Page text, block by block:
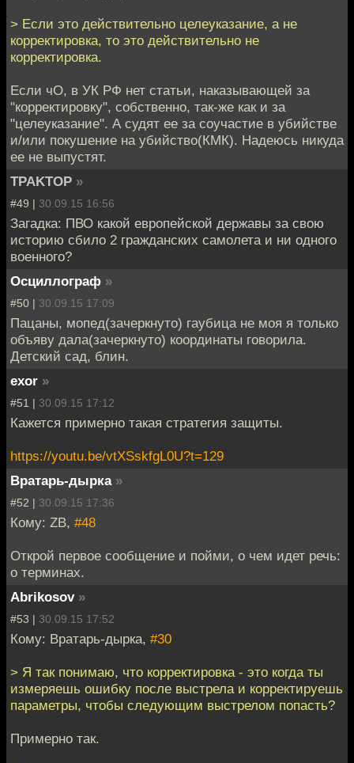
> Если это действительно целеуказание, а не
корректировка, то это действительно не
корректировка.
Если чО, в УК РФ нет статьи, наказывающей за
"корректировку", собственно, так-же как и за
"целеуказание". А судят ее за соучастие в убийстве
и/или покушение на убийство(КМК). Надеюсь никуда
ее не выпустят.
TPAKTOP »
#49 | 30.09.15 16:56
Загадка: ПВО какой европейской державы за свою
историю сбило 2 гражданских самолета и ни одного
военного?
Осциллограф »
#50 | 30.09.15 17:09
Пацаны, мопед(зачеркнуто) гаубица не моя я только
объяву дала(зачеркнуто) координаты говорила.
Детский сад, блин.
exor »
#51 | 30.09.15 17:12
Кажется примерно такая стратегия защиты.
https://youtu.be/vtXSskfgL0U?t=129
Вратарь-дырка »
#52 | 30.09.15 17:36
Кому: ZB, #48
Открой первое сообщение и пойми, о чем идет речь:
о терминах.
Abrikosov »
#53 | 30.09.15 17:52
Кому: Вратарь-дырка, #30
> Я так понимаю, что корректировка - это когда ты
измеряешь ошибку после выстрела и корректируешь
параметры, чтобы следующим выстрелом попасть?
Примерно так.